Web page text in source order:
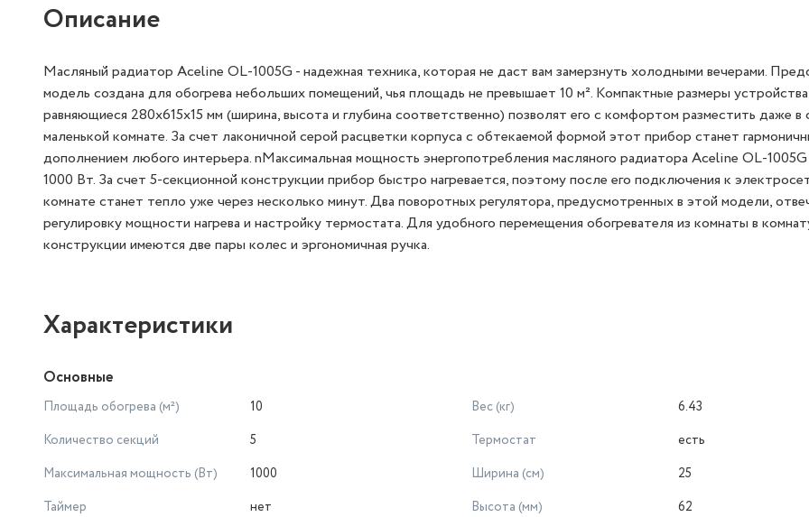
Описание
Масляный радиатор Aceline OL-1005G - надежная техника, которая не даст вам замерзнуть холодными вечерами.
модель создана для обогрева небольших помещений, чья площадь не превышает 10 м². Компактные размеры
равняющиеся 280x615x15 мм (ширина, высота и глубина соответственно) позволят его с комфортом разместить даже в
маленькой комнате. За счет лаконичной серой расцветки корпуса с обтекаемой формой этот прибор станет
дополнением любого интерьера. nМаксимальная мощность энергопотребления масляного радиатора Aceline OL-1005G
1000 Вт. За счет 5-секционной конструкции прибор быстро нагревается, поэтому после его подключения к
комнате станет тепло уже через несколько минут. Два поворотных регулятора, предусмотренных в этой модели,
регулировку мощности нагрева и настройку термостата. Для удобного перемещения обогревателя из комнаты в
конструкции имеются две пары колес и эргономичная ручка.
Характеристики
Основные
Площадь обогрева (м²)
10
Количество секций
5
Максимальная мощность (Вт)
1000
Таймер
нет
Вес (кг)
6.43
Термостат
есть
Ширина (см)
25
Высота (мм)
62